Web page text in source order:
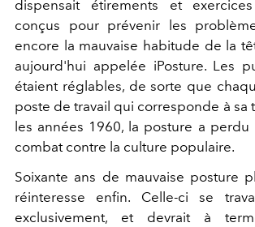
dispensait étirements et
conçus pour prévenir les
encore la mauvaise habitude de la
aujourd'hui appelée iPosture. Les
étaient réglables, de sorte que
poste de travail qui corresponde à sa
les années 1960, la posture a
combat contre la culture populaire.
Soixante ans de mauvaise posture
réinteresse enfin. Celle-ci se
exclusivement, et devrait à